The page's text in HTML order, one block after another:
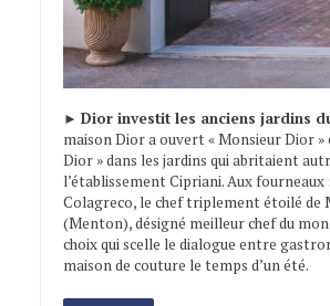
► Dior investit les anciens jardins
maison Dior a ouvert « Monsieur Dior »
Dior » dans les jardins qui abritaient
l’établissement Cipriani. Aux fourneaux
Colagreco, le chef triplement étoilé de
(Menton), désigné meilleur chef du
choix qui scelle le dialogue entre
maison de couture le temps d’un été.